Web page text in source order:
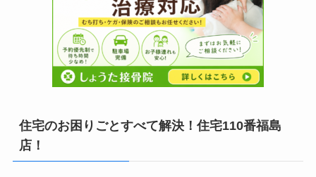
住宅のお困りごとすべて解決！住宅110番福島
店！